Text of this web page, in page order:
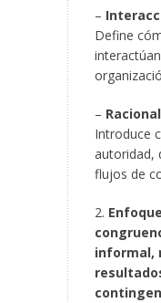
–
Define
–
Introduce
autoridad,
flujos de
2.
informal,